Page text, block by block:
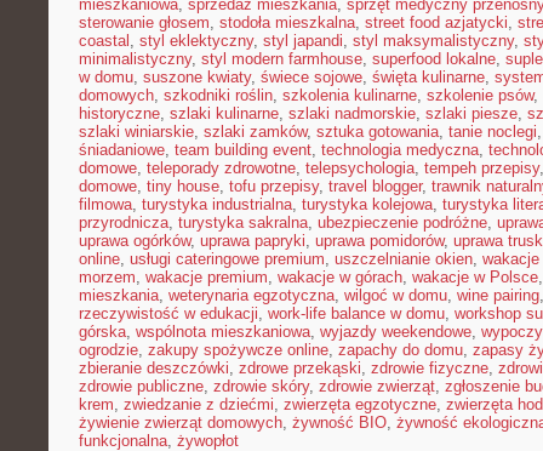
mieszkaniowa, sprzedaż mieszkania, sprzęt medyczny przenośny
sterowanie głosem, stodoła mieszkalna, street food azjatycki,
coastal , styl eklektyczny, styl japandi, styl maksymalistyczny,
minimalistyczny, styl modern farmhouse, superfood lokalne,
w domu, suszone kwiaty, świece sojowe, święta kulinarne,
domowych, szkodniki roślin, szkolenia kulinarne, szkolenie psów,
historyczne, szlaki kulinarne, szlaki nadmorskie, szlaki piesze,
szlaki winiarskie, szlaki zamków, sztuka gotowania, tanie noclegi
śniadaniowe, team building event, technologia medyczna,
domowe, teleporady zdrowotne, telepsychologia, tempeh przepisy
domowe, tiny house, tofu przepisy, travel blogger, trawnik
filmowa, turystyka industrialna, turystyka kolejowa, turystyka
przyrodnicza, turystyka sakralna, ubezpieczenie podróżne,
uprawa ogórków, uprawa papryki, uprawa pomidorów, uprawa
online, usługi cateringowe premium, uszczelnianie okien,
morzem, wakacje premium, wakacje w górach, wakacje w Polsce
mieszkania, weterynaria egzotyczna, wilgoć w domu, wine pairing
rzeczywistość w edukacji, work-life balance w domu, workshop
górska, wspólnota mieszkaniowa, wyjazdy weekendowe,
ogrodzie, zakupy spożywcze online, zapachy do domu, zapasy
zbieranie deszczówki, zdrowe przekąski, zdrowie fizyczne,
zdrowie publiczne, zdrowie skóry, zdrowie zwierząt, zgłoszenie
krem, zwiedzanie z dziećmi, zwierzęta egzotyczne, zwierzęta
żywienie zwierząt domowych, żywność BIO, żywność
funkcjonalna, żywopłot